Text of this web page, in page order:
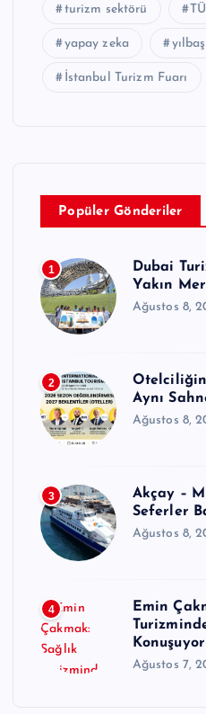
turizm sektörü
yapay zeka
İstanbul Turizm Fuarı
Popüler Gönderiler
1
Dubai
Yakın
Ağustos 8,
2
Otelciliğin
Aynı
Ağustos 8,
3
Akçay –
Seferler
Ağustos 8,
4
Emin
Konuşuyor
Ağustos 7,